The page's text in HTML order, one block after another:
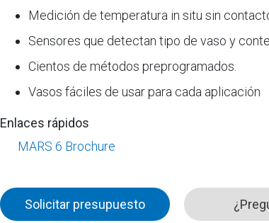
Medición de temperatura in situ sin
Sensores que detectan tipo de vaso y
Cientos de métodos preprogramados.
Vasos fáciles de usar para cada aplicación
Enlaces rápidos
MARS 6 Brochure
Solicitar presupuesto